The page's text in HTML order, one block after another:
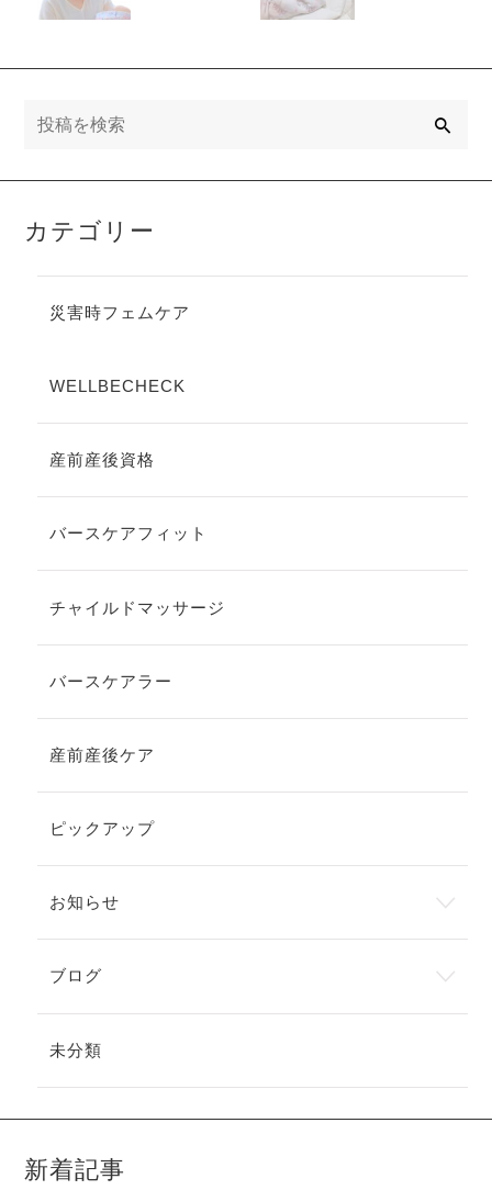
カテゴリー
災害時フェムケア
WELLBECHECK
産前産後資格
バースケアフィット
チャイルドマッサージ
バースケアラー
産前産後ケア
ピックアップ
お知らせ
ブログ
未分類
新着記事